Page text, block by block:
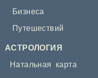
Бизнеса
Путешествий
АСТРОЛОГИЯ
Натальная карта